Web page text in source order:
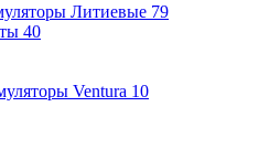
Литиевые 79
40
Ventura 10